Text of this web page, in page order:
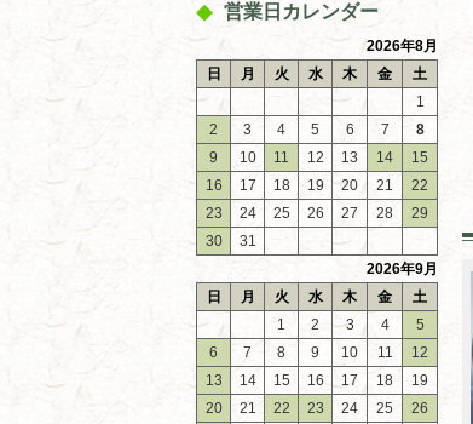
営業日カレンダー
2026年8月
日
月 火 水 木 金
土
1
2
3 4 5 6 7
8
9
10 11 12 13 14
15
16
17 18 19 20 21
22
23
24 25 26 27 28
29
30
31
2026年9月
日
月 火 水 木 金
土
1
2 3 4
5
6
7 8 9 10 11
12
13
14 15 16 17 18
19
20
21 22 23 24 25
26